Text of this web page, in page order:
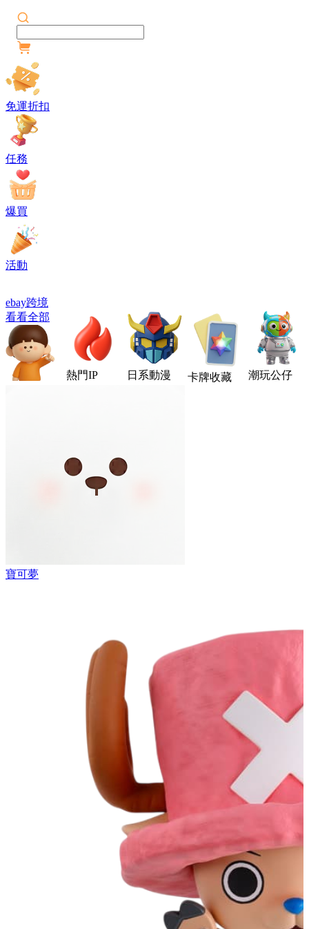
免運折扣
任務
爆買
活動
ebay跨境
看看全部
熱門IP 日系動漫 卡牌收藏 潮玩公仔
寶可夢